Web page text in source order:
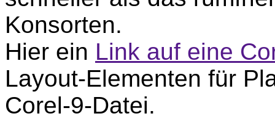
Konsorten.
Hier ein Link auf eine
Layout-Elementen für
Corel-9-Datei.